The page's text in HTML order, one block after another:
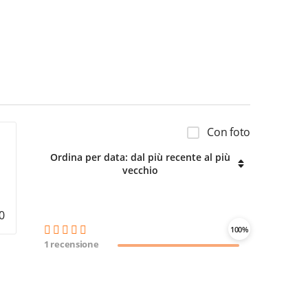
Con foto
Ordina per data: dal più recente al più
vecchio
1 recensione
100%